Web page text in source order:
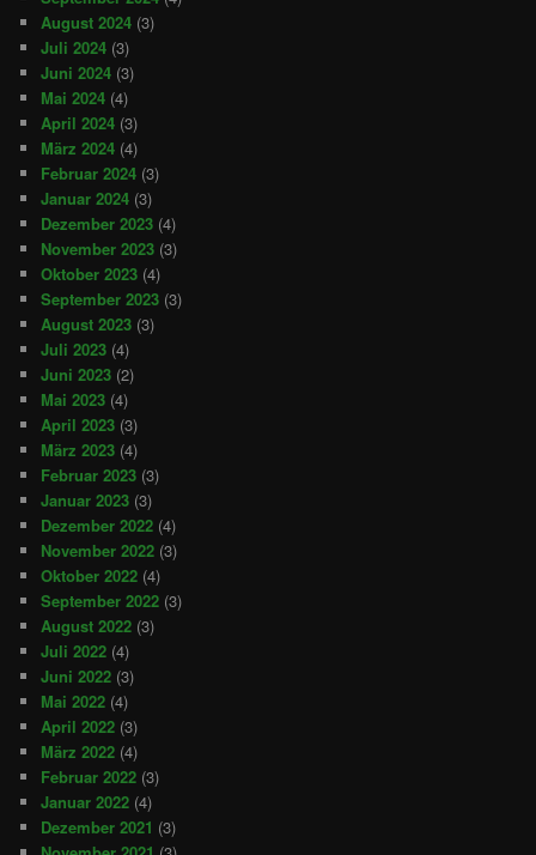
August 2024 (3)
Juli 2024 (3)
Juni 2024 (3)
Mai 2024 (4)
April 2024 (3)
März 2024 (4)
Februar 2024 (3)
Januar 2024 (3)
Dezember 2023 (4)
November 2023 (3)
Oktober 2023 (4)
September 2023 (3)
August 2023 (3)
Juli 2023 (4)
Juni 2023 (2)
Mai 2023 (4)
April 2023 (3)
März 2023 (4)
Februar 2023 (3)
Januar 2023 (3)
Dezember 2022 (4)
November 2022 (3)
Oktober 2022 (4)
September 2022 (3)
August 2022 (3)
Juli 2022 (4)
Juni 2022 (3)
Mai 2022 (4)
April 2022 (3)
März 2022 (4)
Februar 2022 (3)
Januar 2022 (4)
Dezember 2021 (3)